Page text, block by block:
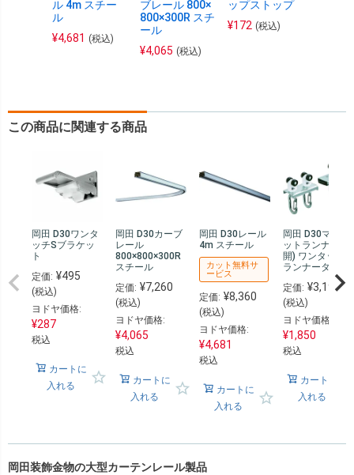
ル 4m スチー
ル
¥4,681 (税込)
ブレール 800×
800×300R スチ
ール
¥4,065 (税込)
ップストップ
¥172 (税込)
この商品に関連する商品
岡田 D30ワンタ
ッチSブラケッ
ト
定価: ¥495
(税込)
ヨドヤ価格:
¥287
税込
カートに
入れる
岡田 D30カーブ
レール
800×800×300R
スチール
定価: ¥7,260
(税込)
ヨドヤ価格:
¥4,065
税込
カートに
入れる
岡田 D30レール
4m スチール
カット無料サ
ービス
定価: ¥8,360
(税込)
ヨドヤ価格:
¥4,681
税込
カートに
入れる
岡田 D30マグネ
ットランナー(両
開) ワンタッチ
ランナータイプ
定価: ¥3,190
(税込)
ヨドヤ価格:
¥1,850
税込
カートに
入れる
岡田装飾金物の大型カーテンレール製品